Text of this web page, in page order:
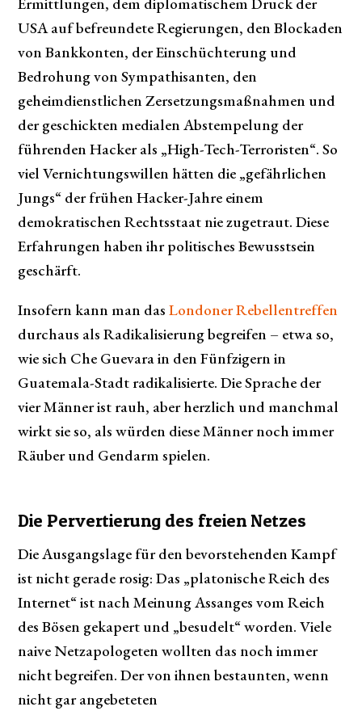
USA auf befreundete Regierungen, den Blockaden
von Bankkonten, der Einschüchterung und
Bedrohung von Sympathisanten, den
geheimdienstlichen Zersetzungsmaßnahmen und
der geschickten medialen Abstempelung der
führenden Hacker als „High-Tech-Terroristen“. So
viel Vernichtungswillen hätten die „gefährlichen
Jungs“ der frühen Hacker-Jahre einem
demokratischen Rechtsstaat nie zugetraut. Diese
Erfahrungen haben ihr politisches Bewusstsein
geschärft.
Insofern kann man dasLondoner Rebellentreffen
durchaus als Radikalisierung begreifen – etwa so,
wie sich Che Guevara in den Fünfzigern in
Guatemala-Stadt radikalisierte. Die Sprache der
vier Männer ist rauh, aber herzlich und manchmal
wirkt sie so, als würden diese Männer noch immer
Räuber und Gendarm spielen.
Die Pervertierung des freien Netzes
Die Ausgangslage für den bevorstehenden Kampf
ist nicht gerade rosig: Das „platonische Reich des
Internet“ ist nach Meinung Assanges vom Reich
des Bösen gekapert und „besudelt“ worden. Viele
naive Netzapologeten wollten das noch immer
nicht begreifen. Der von ihnen bestaunten, wenn
nicht gar angebeteten